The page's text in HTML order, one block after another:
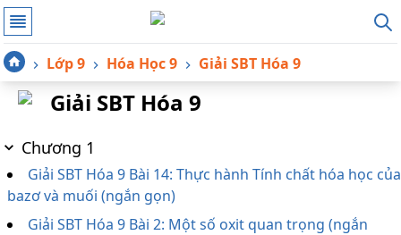
Lớp 9 Hóa Học 9 Giải SBT Hóa 9
Giải SBT Hóa 9
Chương 1
Giải SBT Hóa 9 Bài 14: Thực hành Tính chất hóa học của
bazơ và muối (ngắn gọn)
Giải SBT Hóa 9 Bài 2: Một số oxit quan trọng (ngắn